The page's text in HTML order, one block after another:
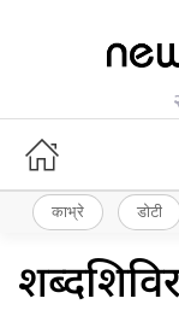
काभ्रे डोटी